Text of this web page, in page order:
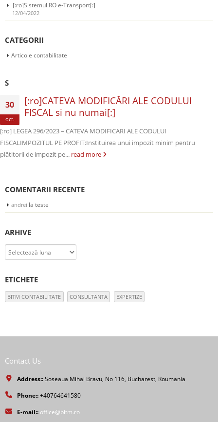
[:ro]Sistemul RO e-Transport[:]
12/04/2022
CATEGORII
Articole contabilitate
S
30
oct.
[:ro]CATEVA MODIFICĂRI ALE CODULUI
FISCAL si nu numai[:]
[:ro] LEGEA 296/2023 – CATEVA MODIFICARI ALE CODULUI
FISCALIMPOZITUL PE PROFIT:Instituirea unui impozit minim pentru
plătitorii de impozit pe... read more
COMENTARII RECENTE
andrei la teste
ARHIVE
Arhive
ETICHETE
BITM CONTABILITATE CONSULTANTA EXPERTIZE
Contact Us
Address::Soseaua Mihai Bravu, No 116, Bucharest, Roumania
Phone::+40764641580
E-mail:: office@bitm.ro